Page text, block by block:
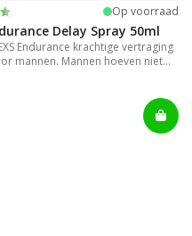
sterren Op voorraad
Delay Spray 50ml
Endurance krachtige vertraging
mannen. Mannen hoeven niet